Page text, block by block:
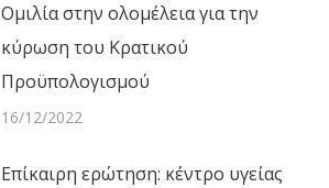
Ομιλία στην ολομέλεια για την
κύρωση του Κρατικού
Προϋπολογισμού
16/12/2022
Επίκαιρη ερώτηση: κέντρο υγείας